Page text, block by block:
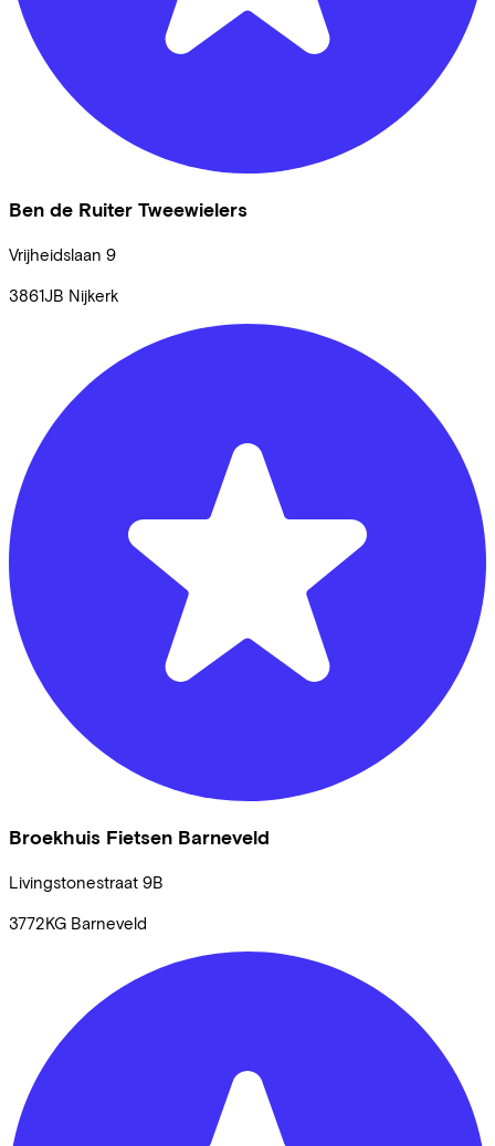
Ben de Ruiter Tweewielers
Vrijheidslaan 9
3861JB Nijkerk
Broekhuis Fietsen Barneveld
Livingstonestraat 9B
3772KG Barneveld